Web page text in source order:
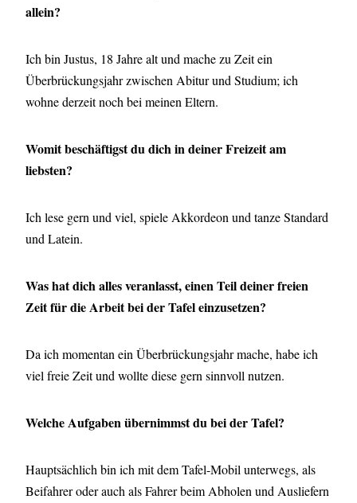
allein?
Ich bin Justus, 18 Jahre alt und mache zu Zeit ein
Überbrückungsjahr zwischen Abitur und Studium; ich
wohne derzeit noch bei meinen Eltern.
Womit beschäftigst du dich in deiner Freizeit am
liebsten?
Ich lese gern und viel, spiele Akkordeon und tanze Standard
und Latein.
Was hat dich alles veranlasst, einen Teil deiner freien
Zeit für die Arbeit bei der Tafel einzusetzen?
Da ich momentan ein Überbrückungsjahr mache, habe ich
viel freie Zeit und wollte diese gern sinnvoll nutzen.
Welche Aufgaben übernimmst du bei der Tafel?
Hauptsächlich bin ich mit dem Tafel-Mobil unterwegs, als
Beifahrer oder auch als Fahrer beim Abholen und Ausliefern